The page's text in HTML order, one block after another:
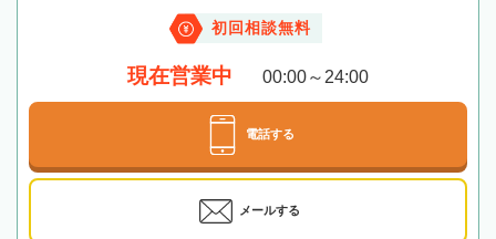
初回相談無料
現在営業中 00:00～24:00
電話する
メールする